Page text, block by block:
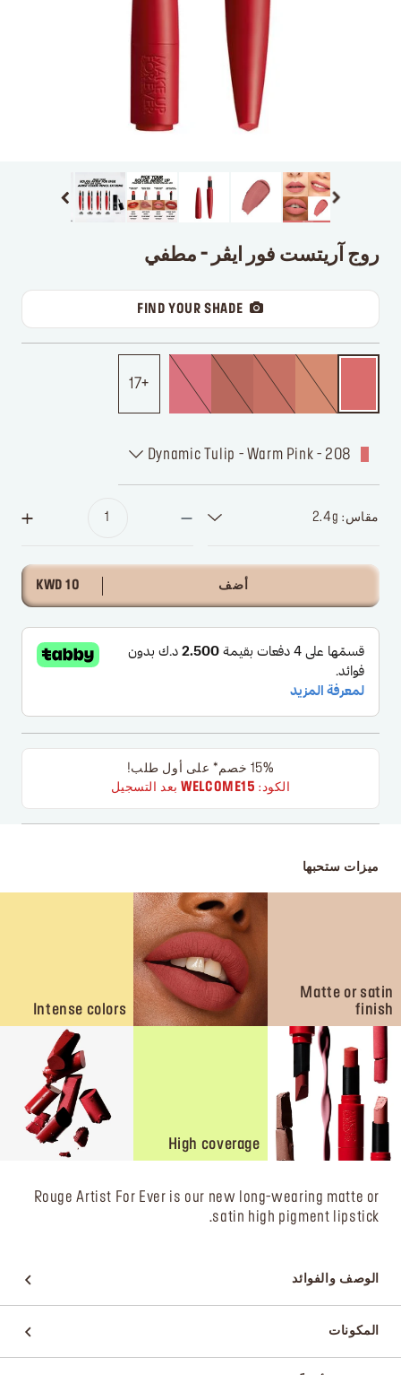
روج آريتست فور ايڤر - مطفي
FIND YOUR SHADE
17
208 - Dynamic Tulip - Warm Pink
مقاس: 2.4g
أضف 10 KWD
15% خصم* على أول طلب!
الكود: WELCOME15بعد التسجيل
ميزات ستحبها
Matte or satin
finish
Intense colors
High coverage
Rouge Artist For Ever is our new long-wearing matte or
satin high pigment lipstick.
الوصف والفوائد
المكونات